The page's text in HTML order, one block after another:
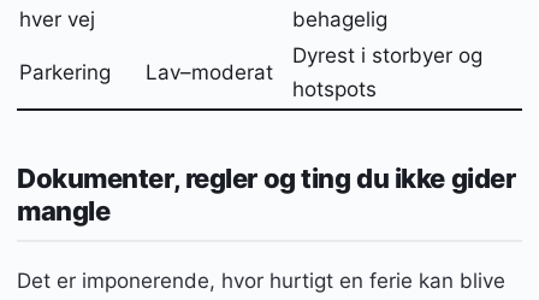
hver vej
behagelig
Parkering Lav–moderat
Dyrest i storbyer og
hotspots
Dokumenter, regler og ting du ikke gider
mangle
Det er imponerende, hvor hurtigt en ferie kan blive